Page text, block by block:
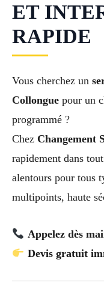
ET
RAPIDE
Vous cherchez un
Collongue pour un
programmé ?
Chez Changement
rapidement dans
alentours pour tous
multipoints, haute
Appelez dès
Devis gratuit